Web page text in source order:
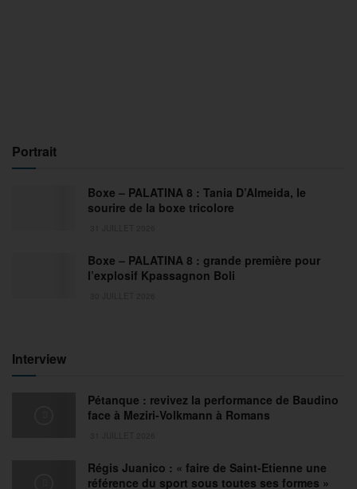
Portrait
Boxe – PALATINA 8 : Tania D’Almeida, le
sourire de la boxe tricolore
Boxe – PALATINA 8 : grande première pour
l’explosif Kpassagnon Boli
Interview
Pétanque : revivez la performance de Baudino
face à Meziri-Volkmann à Romans
Régis Juanico : « faire de Saint-Etienne une
référence du sport sous toutes ses formes »